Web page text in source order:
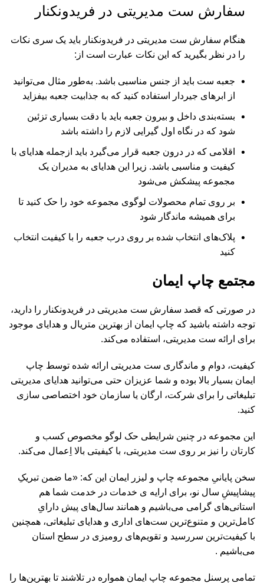
سفارش ست مدیریتی در فریدونکنار
هنگام سفارش ست مدیریتی در فریدونکنار باید یک سری نکات
را در نظر بگیرید که این نکات عبارت است از:
جعبه ست باید از جنس مناسبی باشد. به‌طور مثال می‌توانید
از ابرهای جیردار استفاده کنید که به جذابیت جعبه بیفزاید
بسته‌بندی داخل و بیرون جعبه باید با دقت بسیاری تزئین
شود که در نگاه اول گیرایی لازم را داشته باشد
اقلامی که در درون جعبه قرار می‌گیرد باید ازجمله هدایای با
کیفیت و مناسبی باشد. زیرا این هدایای به مدیران یک
مجموعه پیشکش می‌شود
بر روی تمام محصولات لوگوی مجموعه خود را حک کنید تا
برای همیشه ماندگار شود
پلاک‌های انتخاب شده بر روی درب جعبه را با کیفیت انتخاب
کنید
مجتمع چاپ ایمان
در صورتی که قصد سفارش ست مدیریتی در فریدونکنار را دارید،
توجه داشته باشید که چاپ ایمان از بهترین متریال و هدایای موجود
برای ارائه ست مدیریتی، استفاده می‌کند.
کیفیت، دوام و ماندگاری ست مدیریتی ارائه شده توسط چاپ
ایمان بسیار بالا بوده و شما عزیزان حتی می‌توانید هدایای مدیریتی
تبلیغاتی را برای شرکت، ارگان یا سازمان خود اختصاصی سازی
کنید.
این مجموعه در چنین شرایطی حک لوگو مخصوص کسب و
کارتان را نیز بر روی ست مدیریتی، با کیفیتی بالا اِعمال می‌کند.
سخن پایانیِ مجموعه چاپ و لیزر ایمان این که: «ما ضمن تبریکِ
پیشاپیشِ سال نو، برای ارایه ی خدمات در خدمت شما هم
استانی‌های گرامی می‌باشیم و همانند سال‌های پیش دارایِ
کامل‌ترین و متنوع‌ترین ست‌های اداری و هدایای تبلیغاتی، همچنین
با کیفیت‌ترین سررسید و تقویم‌های رومیزی در سطح استان
می‌باشیم .
تمامی پرسنل مجموعه چاپ ایمان همواره در تلاشند تا بهترین‌ها را